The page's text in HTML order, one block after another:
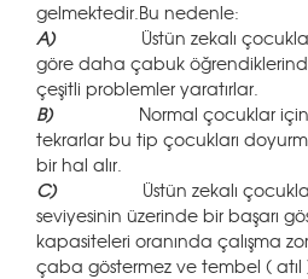
gelmektedir.Bu nedenle:
A) Üstün zekalı
göre daha çabuk
çeşitli problemler yaratırlar.
B) Normal çocuklar için
tekrarlar bu tip çocukları
bir hal alır.
C) Üstün zekalı
seviyesinin üzerinde bir başarı
kapasiteleri oranında çalışma
çaba göstermez ve tembel ( atıl